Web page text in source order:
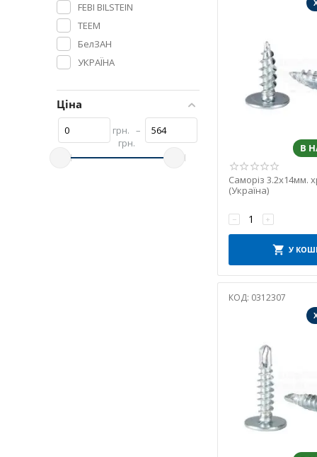
FEBI BILSTEIN
TEEM
БелЗАН
УКРАЇНА
Ціна
грн. –
грн.
В
Саморіз 3.2х14мм.
(Україна)
+
−
У
КОД: 0312307